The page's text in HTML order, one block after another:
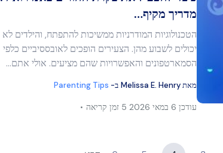
מדריך מקיף…
הטכנולוגיות המודרניות ממשיכות להתפתח, והילדים לא
יכולים לשבוע מהן. הצעירים הופכים לאובססיביים כלפי
הסמארטפונים והאפשרויות שהם מציעים. אולי אתם…
מאתMelissa E. Henry ב- Parenting Tips
עודכן 5 זמן קריאה